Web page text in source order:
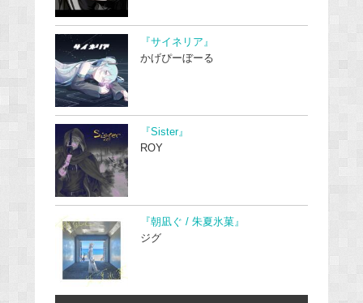
『サイネリア』
かげぴーぼーる
『Sister』
ROY
『朝凪ぐ / 朱夏氷菓』
ジグ